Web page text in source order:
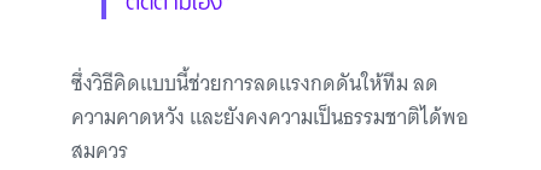
ซึ่งวิธีคิดแบบนี้ช่วยการลดแรงกดดันให้ทีม ลด
ความคาดหวัง และยังคงความเป็นธรรมชาติได้พอ
สมควร